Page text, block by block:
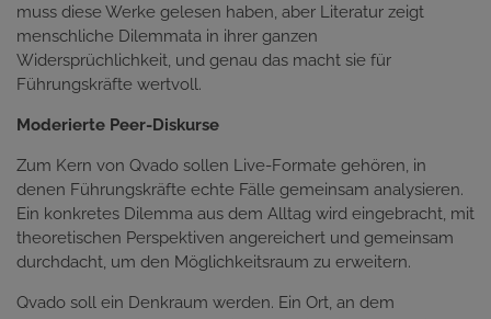
muss diese Werke gelesen haben, aber Literatur zeigt
menschliche Dilemmata in ihrer ganzen
Widersprüchlichkeit, und genau das macht sie für
Führungskräfte wertvoll.
Moderierte Peer-Diskurse
Zum Kern von Qvado sollen Live-Formate gehören, in
denen Führungskräfte echte Fälle gemeinsam analysieren.
Ein konkretes Dilemma aus dem Alltag wird eingebracht, mit
theoretischen Perspektiven angereichert und gemeinsam
durchdacht, um den Möglichkeitsraum zu erweitern.
Qvado soll ein Denkraum werden. Ein Ort, an dem